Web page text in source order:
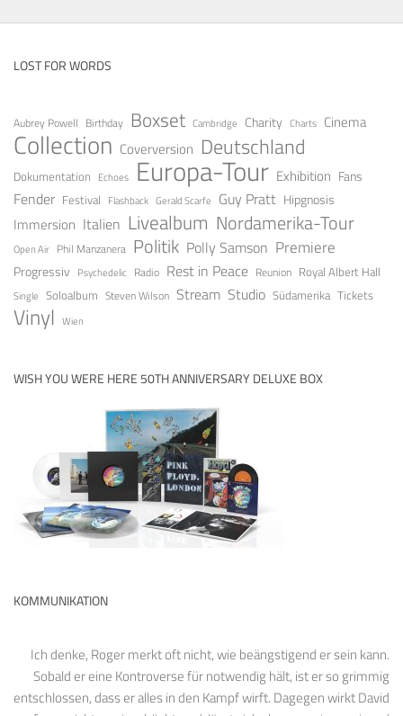
LOST FOR WORDS
Aubrey Powell Birthday Boxset Cambridge Charity Charts Cinema
Collection Coverversion Deutschland
Dokumentation Echoes Europa-Tour Exhibition Fans
Fender Festival Flashback Gerald Scarfe Guy Pratt Hipgnosis
Immersion Italien Livealbum Nordamerika-Tour
Open Air Phil Manzanera Politik Polly Samson Premiere
Progressiv Psychedelic Radio Rest in Peace Reunion Royal Albert Hall
Single Soloalbum Steven Wilson Stream Studio Südamerika Tickets
Vinyl Wien
WISH YOU WERE HERE 50TH ANNIVERSARY DELUXE BOX
KOMMUNIKATION
Ich denke, Roger merkt oft nicht, wie beängstigend er sein kann.
Sobald er eine Kontroverse für notwendig hält, ist er so grimmig
entschlossen, dass er alles in den Kampf wirft. Dagegen wirkt David